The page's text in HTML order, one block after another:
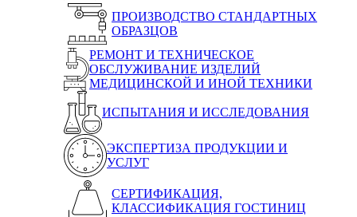
ПРОИЗВОДСТВО СТАНДАРТНЫХ
ОБРАЗЦОВ
РЕМОНТ И ТЕХНИЧЕСКОЕ
ОБСЛУЖИВАНИЕ ИЗДЕЛИЙ
МЕДИЦИНСКОЙ И ИНОЙ ТЕХНИКИ
ИСПЫТАНИЯ И ИССЛЕДОВАНИЯ
ЭКСПЕРТИЗА ПРОДУКЦИИ И
УСЛУГ
СЕРТИФИКАЦИЯ,
КЛАССИФИКАЦИЯ ГОСТИНИЦ